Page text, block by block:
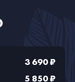
3 690 ₽
5 850 ₽